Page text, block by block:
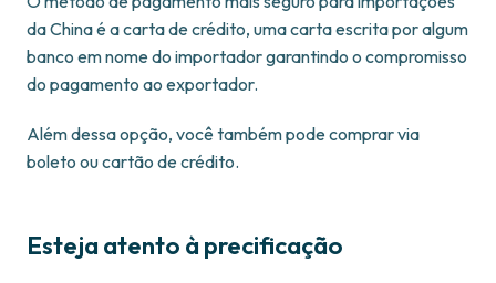
da China é a carta de crédito, uma carta escrita por algum
banco em nome do importador garantindo o compromisso
do pagamento ao exportador.
Além dessa opção, você também pode comprar via
boleto ou cartão de crédito.
Esteja atento à precificação